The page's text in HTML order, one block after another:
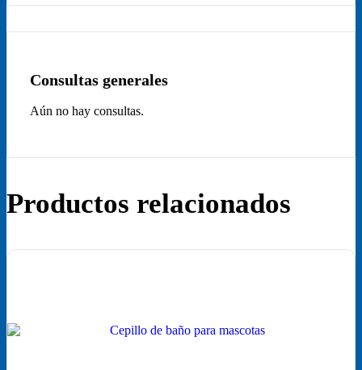
Consultas generales
Aún no hay consultas.
Productos relacionados